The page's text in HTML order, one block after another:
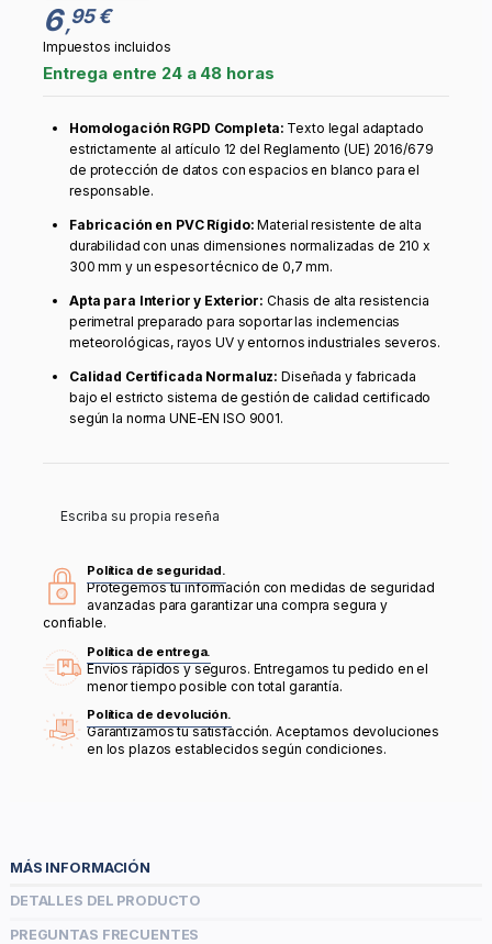
6,95 €
Impuestos incluidos
Entrega entre 24 a 48 horas
Homologación RGPD Completa: Texto legal adaptado
estrictamente al artículo 12 del Reglamento (UE) 2016/679
de protección de datos con espacios en blanco para el
responsable.
Fabricación en PVC Rígido: Material resistente de alta
durabilidad con unas dimensiones normalizadas de 210 x
300 mm y un espesor técnico de 0,7 mm.
Apta para Interior y Exterior: Chasis de alta resistencia
perimetral preparado para soportar las inclemencias
meteorológicas, rayos UV y entornos industriales severos.
Calidad Certificada Normaluz: Diseñada y fabricada
bajo el estricto sistema de gestión de calidad certificado
según la norma UNE-EN ISO 9001.
Escriba su propia reseña
Política de seguridad.
Protegemos tu información con medidas de seguridad
avanzadas para garantizar una compra segura y
confiable.
Política de entrega.
Envíos rápidos y seguros. Entregamos tu pedido en el
menor tiempo posible con total garantía.
Política de devolución.
Garantizamos tu satisfacción. Aceptamos devoluciones
en los plazos establecidos según condiciones.
MÁS INFORMACIÓN
DETALLES DEL PRODUCTO
PREGUNTAS FRECUENTES